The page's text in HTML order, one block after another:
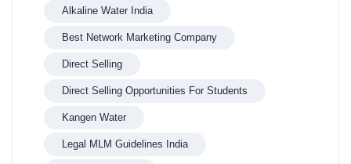
Alkaline Water India
Best Network Marketing Company
Direct Selling
Direct Selling Opportunities For Students
Kangen Water
Legal MLM Guidelines India